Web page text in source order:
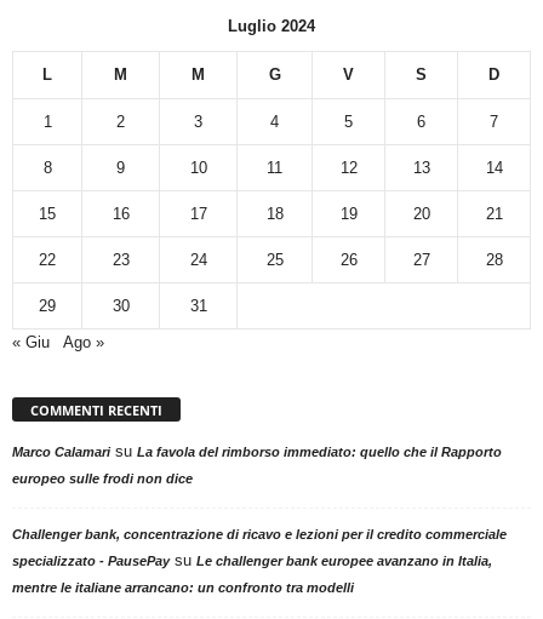
Luglio 2024
L M M G V S D
1 2 3 4 5 6 7
8 9 10 11 12 13 14
15 16 17 18 19 20 21
22 23 24 25 26 27 28
29 30
31
« Giu
Ago »
COMMENTI RECENTI
Marco Calamarisu La favola del rimborso immediato: quello che il Rapporto
europeo sulle frodi non dice
Challenger bank, concentrazione di ricavo e lezioni per il credito commerciale
specializzato - PausePaysu Le challenger bank europee avanzano in Italia,
mentre le italiane arrancano: un confronto tra modelli